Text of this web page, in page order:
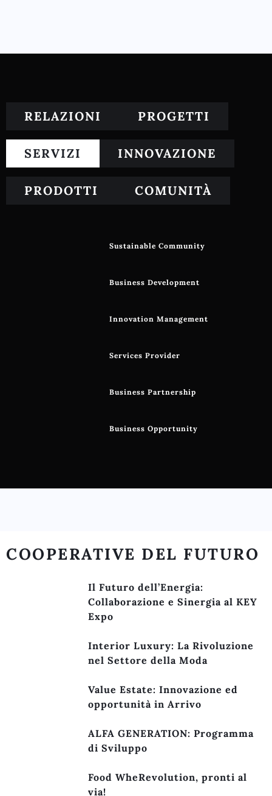
RELAZIONI PROGETTI
SERVIZI INNOVAZIONE
PRODOTTI COMUNITÀ
Sustainable Community
Business Development
Innovation Management
Services Provider
Business Partnership
Business Opportunity
COOPERATIVE DEL FUTURO
Il Futuro dell’Energia:
Collaborazione e Sinergia al KEY
Expo
Interior Luxury: La Rivoluzione
nel Settore della Moda
Value Estate: Innovazione ed
opportunità in Arrivo
ALFA GENERATION: Programma
di Sviluppo
Food WheRevolution, pronti al
via!